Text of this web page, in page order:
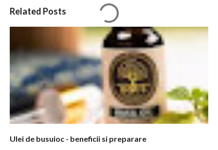
Related Posts
Ulei de busuioc - beneficii si preparare
C
e
n
a
i